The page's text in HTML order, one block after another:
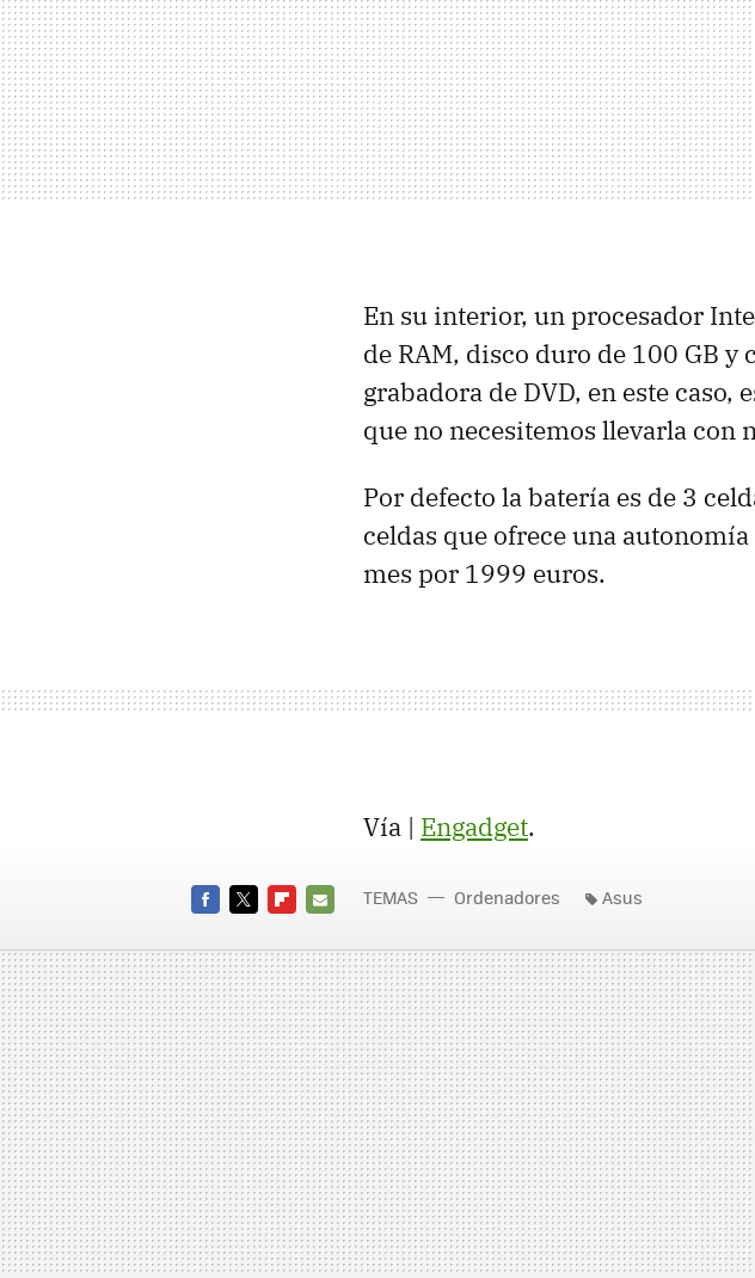
En su interior, un procesador
de RAM, disco duro de 100 GB
grabadora de DVD, en este caso,
que no necesitemos llevarla con
Por defecto la batería es de 3
celdas que ofrece una
mes por 1999 euros.
Vía | Engadget.
MAIL
TEMAS Ordenadores Asus